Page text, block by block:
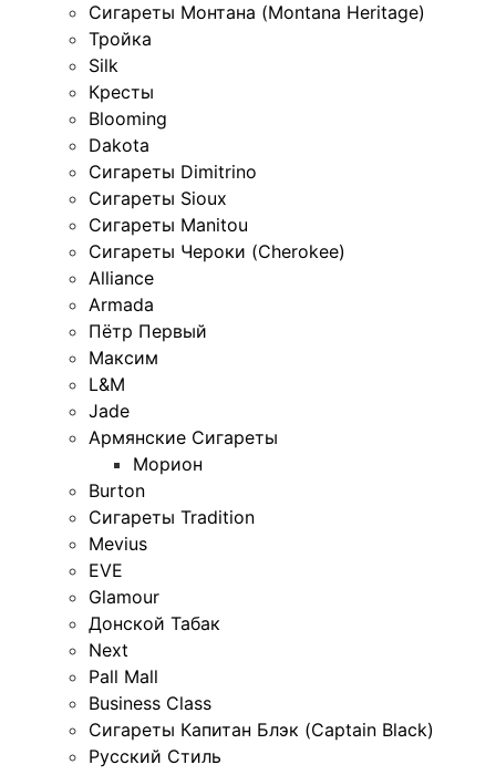
Сигареты Монтана (Montana Heritage)
Тройка
Silk
Кресты
Blooming
Dakota
Сигареты Dimitrino
Сигареты Sioux
Сигареты Manitou
Сигареты Чероки (Cherokee)
Alliance
Armada
Пётр Первый
Максим
L&M
Jade
Армянские Сигареты
Морион
Burton
Сигареты Tradition
Mevius
EVE
Glamour
Донской Табак
Next
Pall Mall
Business Class
Сигареты Капитан Блэк (Captain Black)
Русский Стиль